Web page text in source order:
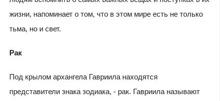
жизни, напоминает о том, что в этом мире есть не только
тьма, но и свет.
Рак
Под крылом архангела Гавриила находятся
представители знака зодиака, - рак. Гавриила называют